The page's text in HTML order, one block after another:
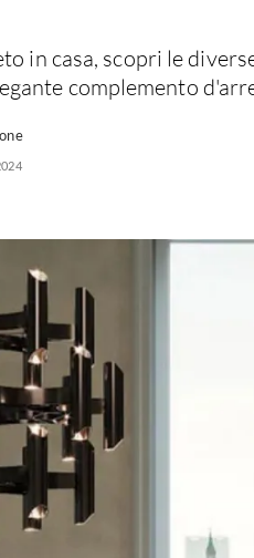
in casa, scopri le
complemento